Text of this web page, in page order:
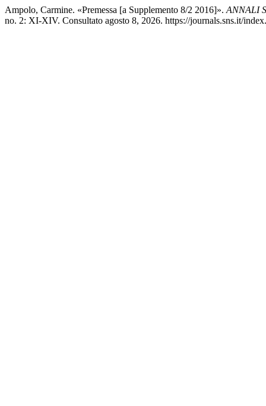
Ampolo, Carmine. «Premessa [a Supplemento 8/2 2016]». ANNALI
no. 2: XI-XIV. Consultato agosto 8, 2026. https://journals.sns.it/